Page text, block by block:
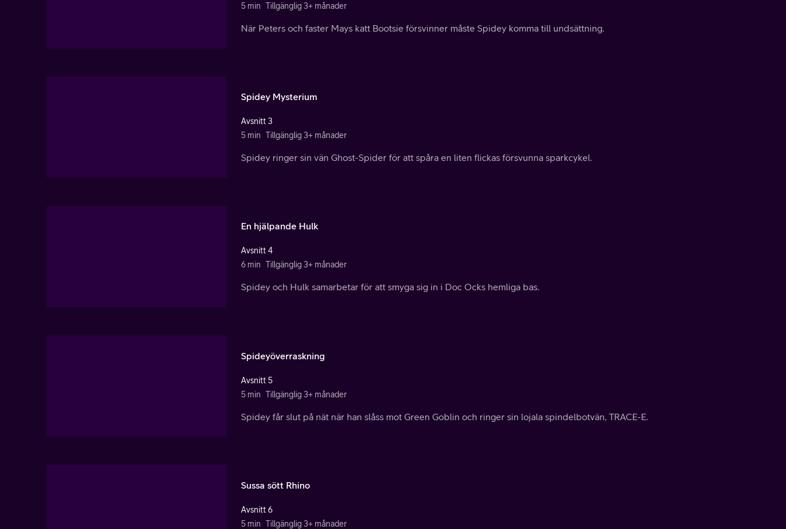
5 min Tillgänglig 3+ månader
När Peters och faster Mays katt Bootsie försvinner måste Spidey komma till undsättning.
Spidey Mysterium
Avsnitt 3
5 min Tillgänglig 3+ månader
Spidey ringer sin vän Ghost-Spider för att spåra en liten flickas försvunna sparkcykel.
En hjälpande Hulk
Avsnitt 4
6 min Tillgänglig 3+ månader
Spidey och Hulk samarbetar för att smyga sig in i Doc Ocks hemliga bas.
Spideyöverraskning
Avsnitt 5
5 min Tillgänglig 3+ månader
Spidey får slut på nät när han slåss mot Green Goblin och ringer sin lojala spindelbotvän, TRACE-E.
Sussa sött Rhino
Avsnitt 6
5 min Tillgänglig 3+ månader